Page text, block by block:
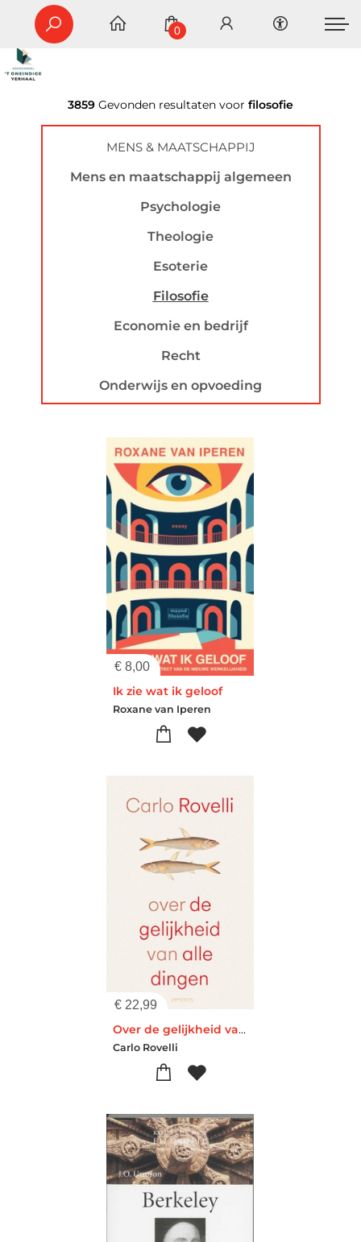
0
3859 Gevonden resultaten voor filosofie
MENS & MAATSCHAPPIJ
Mens en maatschappij algemeen
Psychologie
Theologie
Esoterie
Filosofie
Economie en bedrijf
Recht
Onderwijs en opvoeding
€ 8,00
Ik zie wat ik geloof
Roxane van Iperen
€ 22,99
Over de gelijkheid van alle dingen
Carlo Rovelli